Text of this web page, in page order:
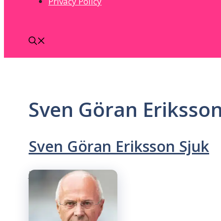
Sven Göran
Sven Göran Eriksson Sjuk
June 28, 2026